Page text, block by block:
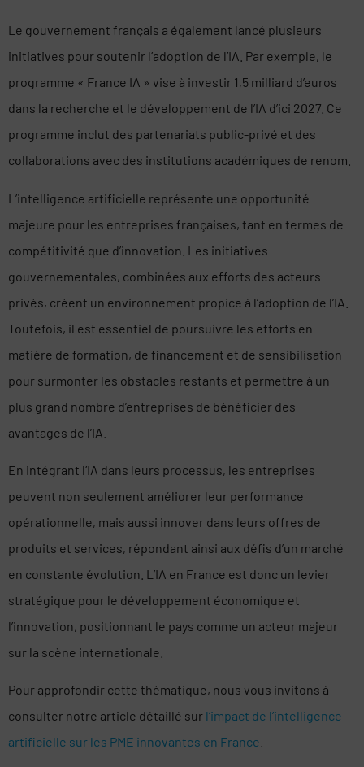
Le gouvernement français a également lancé plusieurs
initiatives pour soutenir l’adoption de l’IA. Par exemple, le
programme « France IA » vise à investir 1,5 milliard d’euros
dans la recherche et le développement de l’IA d’ici 2027. Ce
programme inclut des partenariats public-privé et des
collaborations avec des institutions académiques de renom.
L’intelligence artificielle représente une opportunité
majeure pour les entreprises françaises, tant en termes de
compétitivité que d’innovation. Les initiatives
gouvernementales, combinées aux efforts des acteurs
privés, créent un environnement propice à l’adoption de l’IA.
Toutefois, il est essentiel de poursuivre les efforts en
matière de formation, de financement et de sensibilisation
pour surmonter les obstacles restants et permettre à un
plus grand nombre d’entreprises de bénéficier des
avantages de l’IA.
En intégrant l’IA dans leurs processus, les entreprises
peuvent non seulement améliorer leur performance
opérationnelle, mais aussi innover dans leurs offres de
produits et services, répondant ainsi aux défis d’un marché
en constante évolution. L’IA en France est donc un levier
stratégique pour le développement économique et
l’innovation, positionnant le pays comme un acteur majeur
sur la scène internationale.
Pour approfondir cette thématique, nous vous invitons à
consulter notre article détaillé sur l’impact de l’intelligence
artificielle sur les PME innovantes en France